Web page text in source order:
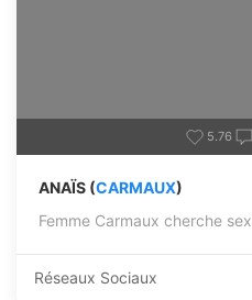
5.76
ANAÏS (CARMAUX)
Femme Carmaux cherche
Réseaux Sociaux